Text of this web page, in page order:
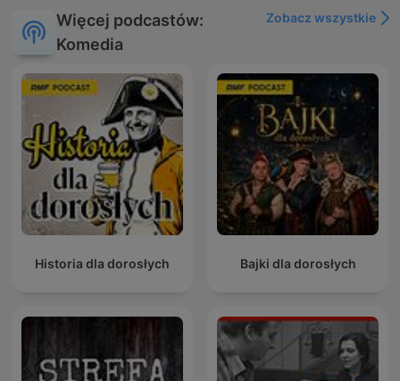
Więcej podcastów:
Komedia
Zobacz wszystkie
Historia dla dorosłych Bajki dla dorosłych